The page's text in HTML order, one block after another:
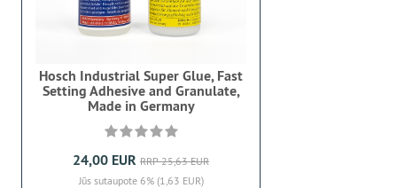
Hosch Industrial Super Glue, Fast
Setting Adhesive and Granulate,
Made in Germany
24,00 EUR RRP 25,63 EUR
Jūs sutaupote 6% (1,63 EUR)